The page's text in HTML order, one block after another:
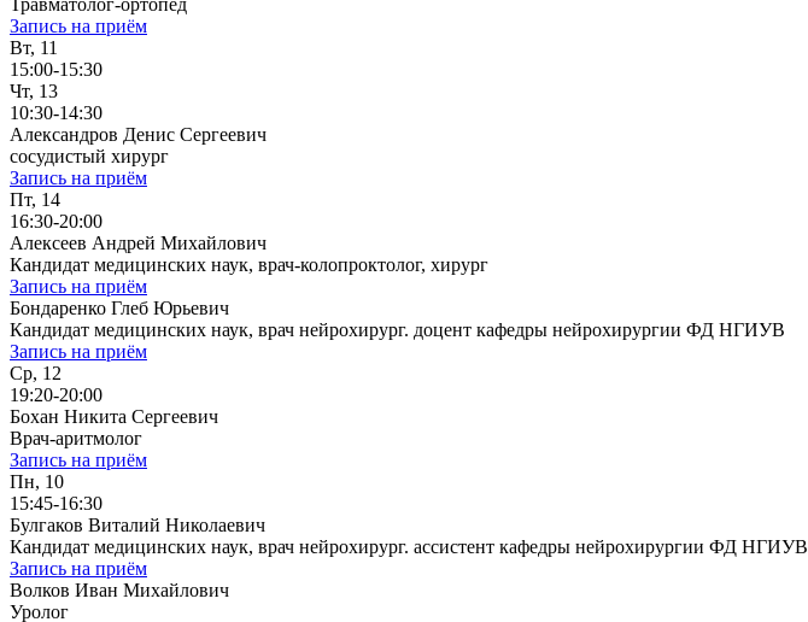
Запись на приём
Вт, 11
15:00-15:30
Чт, 13
10:30-14:30
Александров Денис Сергеевич
сосудистый хирург
Запись на приём
Пт, 14
16:30-20:00
Алексеев Андрей Михайлович
Кандидат медицинских наук, врач-колопроктолог, хирург
Запись на приём
Бондаренко Глеб Юрьевич
Кандидат медицинских наук, врач нейрохирург. доцент кафедры нейрохирургии ФД НГИУВ
Запись на приём
Ср, 12
19:20-20:00
Бохан Никита Сергеевич
Врач-аритмолог
Запись на приём
Пн, 10
15:45-16:30
Булгаков Виталий Николаевич
Кандидат медицинских наук, врач нейрохирург. ассистент кафедры нейрохирургии ФД НГИУВ
Запись на приём
Волков Иван Михайлович
Уролог